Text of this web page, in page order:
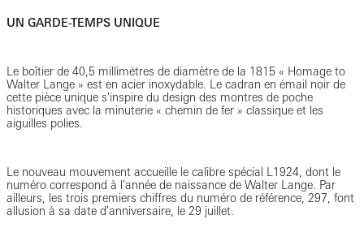
UN GARDE-TEMPS UNIQUE
Le boîtier de 40,5 millimètres de diamètre de la 1815 « Homage to
Walter Lange » est en acier inoxydable. Le cadran en émail noir de
cette pièce unique s'inspire du design des montres de poche
historiques avec la minuterie « chemin de fer » classique et les
aiguilles polies.
Le nouveau mouvement accueille le calibre spécial L1924, dont le
numéro correspond à l'année de naissance de Walter Lange. Par
ailleurs, les trois premiers chiffres du numéro de référence, 297, font
allusion à sa date d'anniversaire, le 29 juillet.